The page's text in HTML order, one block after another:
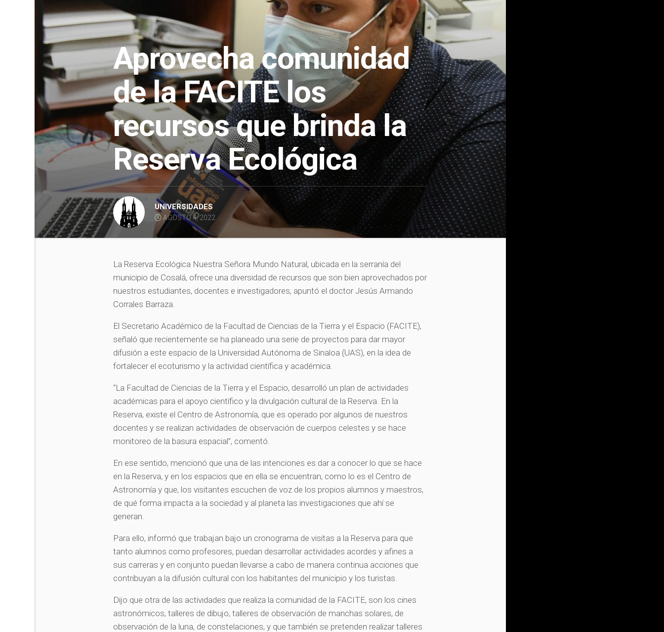
Aprovecha comunidad
de la FACITE los
recursos que brinda la
Reserva Ecológica
UNIVERSIDADES
AGOSTO 4, 2022
La Reserva Ecológica Nuestra Señora Mundo Natural, ubicada en la serranía del
municipio de Cosalá, ofrece una diversidad de recursos que son bien aprovechados por
nuestros estudiantes, docentes e investigadores, apuntó el doctor Jesús Armando
Corrales Barraza.
El Secretario Académico de la Facultad de Ciencias de la Tierra y el Espacio (FACITE),
señaló que recientemente se ha planeado una serie de proyectos para dar mayor
difusión a este espacio de la Universidad Autónoma de Sinaloa (UAS), en la idea de
fortalecer el ecoturismo y la actividad científica y académica.
“La Facultad de Ciencias de la Tierra y el Espacio, desarrolló un plan de actividades
académicas para el apoyo científico y la divulgación cultural de la Reserva. En la
Reserva, existe el Centro de Astronomía, que es operado por algunos de nuestros
docentes y se realizan actividades de observación de cuerpos celestes y se hace
monitoreo de la basura espacial”, comentó.
En ese sentido, mencionó que una de las intenciones es dar a conocer lo que se hace
en la Reserva, y en los espacios que en ella se encuentran, como lo es el Centro de
Astronomía y que, los visitantes escuchen de voz de los propios alumnos y maestros,
de qué forma impacta a la sociedad y al planeta las investigaciones que ahí se
generan.
Para ello, informó que trabajan bajo un cronograma de visitas a la Reserva para que
tanto alumnos como profesores, puedan desarrollar actividades acordes y afines a
sus carreras y en conjunto puedan llevarse a cabo de manera continua acciones que
contribuyan a la difusión cultural con los habitantes del municipio y los turistas.
Dijo que otra de las actividades que realiza la comunidad de la FACITE, son los cines
astronómicos, talleres de dibujo, talleres de observación de manchas solares, de
observación de la luna, de constelaciones, y que también se pretenden realizar talleres